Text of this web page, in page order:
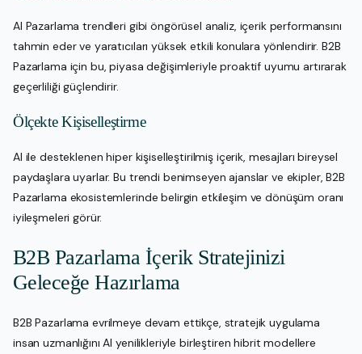
AI Pazarlama trendleri gibi öngörüsel analiz, içerik performansını
tahmin eder ve yaratıcıları yüksek etkili konulara yönlendirir. B2B
Pazarlama için bu, piyasa değişimleriyle proaktif uyumu artırarak
geçerliliği güçlendirir.
Ölçekte Kişiselleştirme
AI ile desteklenen hiper kişiselleştirilmiş içerik, mesajları bireysel
paydaşlara uyarlar. Bu trendi benimseyen ajanslar ve ekipler, B2B
Pazarlama ekosistemlerinde belirgin etkileşim ve dönüşüm oranı
iyileşmeleri görür.
B2B Pazarlama İçerik Stratejinizi
Geleceğe Hazırlama
B2B Pazarlama evrilmeye devam ettikçe, stratejik uygulama
insan uzmanlığını AI yenilikleriyle birleştiren hibrit modellere